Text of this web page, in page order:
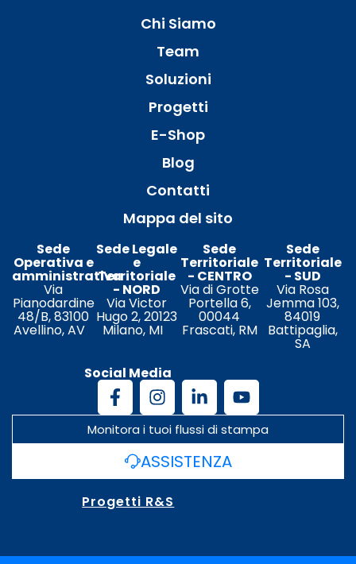
Chi Siamo
Team
Soluzioni
Progetti
E-Shop
Blog
Contatti
Mappa del sito
Sede
Operativa e
amministrativa
Via
Pianodardine
48/B, 83100
Avellino, AV
Sede Legale
e
Territoriale
- NORD
Via Victor
Hugo 2, 20123
Milano, MI
Sede
Territoriale
- CENTRO
Via di Grotte
Portella 6,
00044
Frascati, RM
Sede
Territoriale
- SUD
Via Rosa
Jemma 103,
84019
Battipaglia,
SA
Social Media
Monitora i tuoi flussi di stampa
ASSISTENZA
Progetti R&S